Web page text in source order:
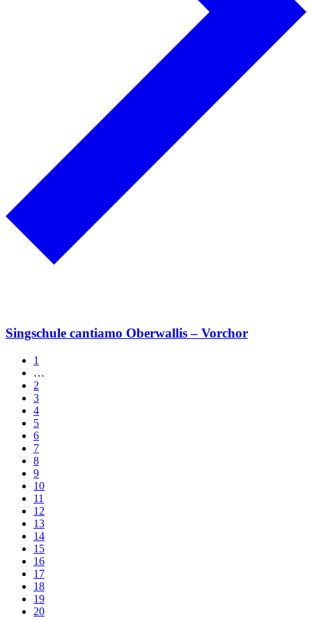
Singschule cantiamo Oberwallis – Vorchor
1
…
2
3
4
5
6
7
8
9
10
11
12
13
14
15
16
17
18
19
20